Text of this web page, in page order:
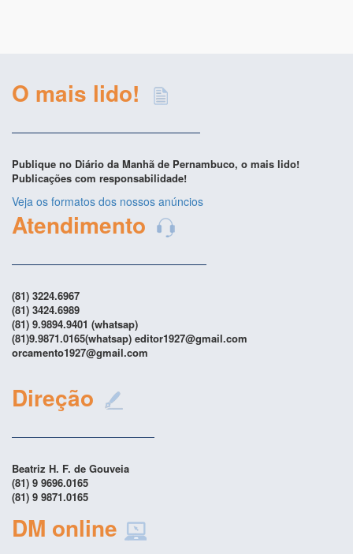
O mais lido!
Publique no Diário da Manhã de Pernambuco, o mais lido!
Publicações com responsabilidade!
Veja os formatos dos nossos anúncios
Atendimento
(81) 3224.6967
(81) 3424.6989
(81) 9.9894.9401 (whatsap)
(81)9.9871.0165(whatsap) editor1927@gmail.com
orcamento1927@gmail.com
Direção
Beatriz H. F. de Gouveia
(81) 9 9696.0165
(81) 9 9871.0165
DM online